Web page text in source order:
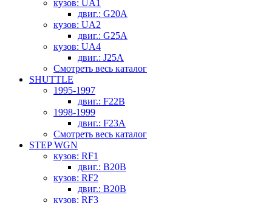
кузов: UA1
двиг.: G20A
кузов: UA2
двиг.: G25A
кузов: UA4
двиг.: J25A
Смотреть весь каталог
SHUTTLE
1995-1997
двиг.: F22B
1998-1999
двиг.: F23A
Смотреть весь каталог
STEP WGN
кузов: RF1
двиг.: B20B
кузов: RF2
двиг.: B20B
кузов: RF3